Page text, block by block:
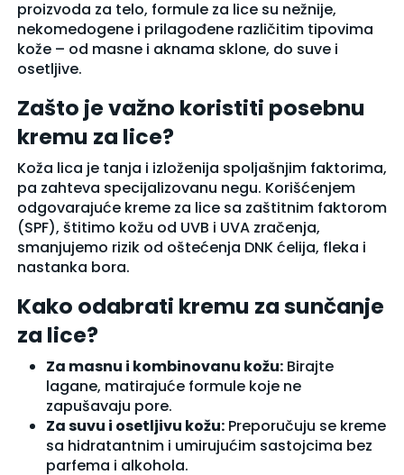
proizvoda za telo, formule za lice su nežnije,
nekomedogene i prilagođene različitim tipovima
kože – od masne i aknama sklone, do suve i
osetljive.
Zašto je važno koristiti posebnu
kremu za lice?
Koža lica je tanja i izloženija spoljašnjim faktorima,
pa zahteva specijalizovanu negu. Korišćenjem
odgovarajuće kreme za lice sa zaštitnim faktorom
(SPF), štitimo kožu od UVB i UVA zračenja,
smanjujemo rizik od oštećenja DNK ćelija, fleka i
nastanka bora.
Kako odabrati kremu za sunčanje
za lice?
Za masnu i kombinovanu kožu:Birajte
lagane, matirajuće formule koje ne
zapušavaju pore.
Za suvu i osetljivu kožu:Preporučuju se kreme
sa hidratantnim i umirujućim sastojcima bez
parfema i alkohola.